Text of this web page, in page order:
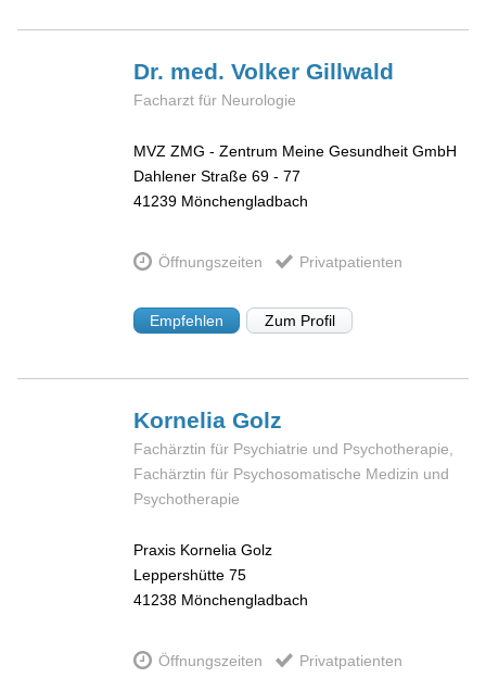
Dr. med. VolkerGillwald
Facharzt für Neurologie
MVZ ZMG - Zentrum Meine Gesundheit GmbH
Dahlener Straße 69 - 77
41239 Mönchengladbach
Öffnungszeiten Privatpatienten
Empfehlen Zum Profil
KorneliaGolz
Fachärztin für Psychiatrie und Psychotherapie,
Fachärztin für Psychosomatische Medizin und
Psychotherapie
Praxis Kornelia Golz
Leppershütte 75
41238 Mönchengladbach
Öffnungszeiten Privatpatienten